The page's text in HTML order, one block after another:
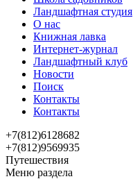
Ландшафтная студия
О нас
Книжная лавка
Интернет-журнал
Ландшафтный клуб
Новости
Поиск
Контакты
Контакты
+7(812)6128682
+7(812)9569935
Путешествия
Меню раздела